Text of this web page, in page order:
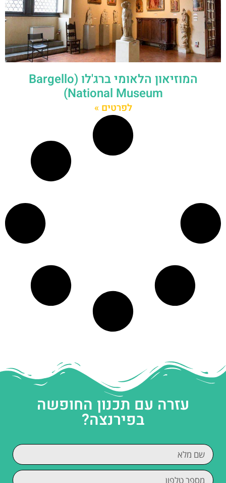
המוזיאון הלאומי ברג'לו (Bargello
National Museum)
לפרטים »
עזרה עם תכנון החופשה
בפירנצה?